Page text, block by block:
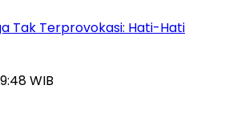
Tak Terprovokasi: Hati-Hati
WIB